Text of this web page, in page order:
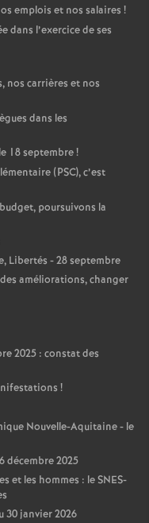
emplois et nos salaires !
dans l’exercice de ses
nos carrières et nos
dans les
18 septembre!
(PSC), c’est
poursuivons la
Libertés - 28 septembre
améliorations, changer
2025 : constat des
!
Nouvelle-Aquitaine - le
décembre 2025
et les hommes : le SNES-
30 janvier 2026